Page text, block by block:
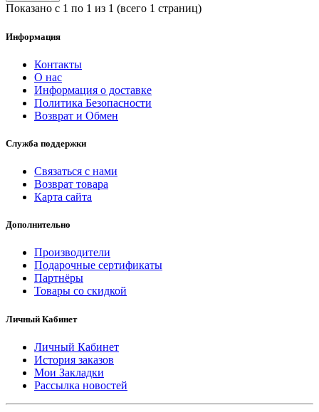
Показано с 1 по 1 из 1 (всего 1 страниц)
Информация
Контакты
О нас
Информация о доставке
Политика Безопасности
Возврат и Обмен
Служба поддержки
Связаться с нами
Возврат товара
Карта сайта
Дополнительно
Производители
Подарочные сертификаты
Партнёры
Товары со скидкой
Личный Кабинет
Личный Кабинет
История заказов
Мои Закладки
Рассылка новостей